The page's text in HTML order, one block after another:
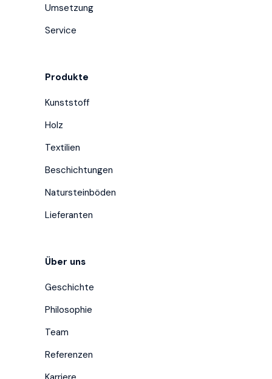
Umsetzung
Service
Produkte
Kunststoff
Holz
Textilien
Beschichtungen
Natursteinböden
Lieferanten
Über uns
Geschichte
Philosophie
Team
Referenzen